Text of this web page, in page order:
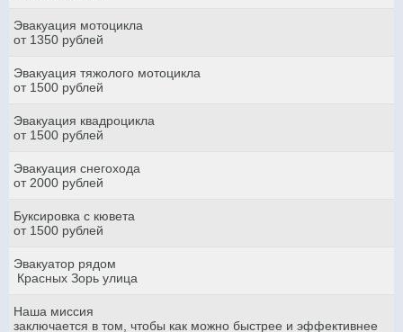
Эвакуация мотоцикла
от 1350 рублей
Эвакуация тяжолого мотоцикла
от 1500 рублей
Эвакуация квадроцикла
от 1500 рублей
Эвакуация снегохода
от 2000 рублей
Буксировка с кювета
от 1500 рублей
Эвакуатор рядом
Красных Зорь улица
Наша миссия
заключается в том, чтобы как можно быстрее и эффективнее